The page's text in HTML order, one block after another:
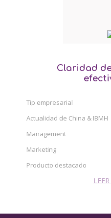
Claridad
Tip empresarial
Actualidad de China & IBMH
Management
Marketing
Producto destacado